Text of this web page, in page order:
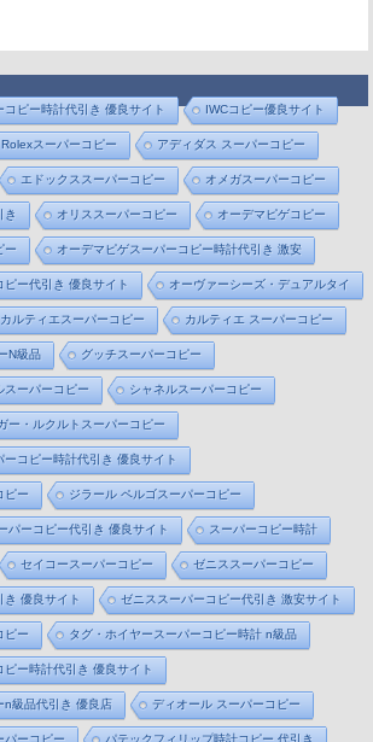
ピー時計代引き 優良サイト IWCコピー優良サイト
Rolexスーパーコピー アディダス スーパーコピー
エドックススーパーコピー オメガスーパーコピー
き オリススーパーコピー オーデマピゲコピー
ー オーデマピゲスーパーコピー時計代引き 激安
ー代引き 優良サイト オーヴァーシーズ・デュアルタイ
カルティエスーパーコピー カルティエ スーパーコピー
N級品 グッチスーパーコピー
スーパーコピー シャネルスーパーコピー
ー・ルクルトスーパーコピー
コピー時計代引き 優良サイト
ピー ジラール ペルゴスーパーコピー
パーコピー代引き 優良サイト スーパーコピー時計
セイコースーパーコピー ゼニススーパーコピー
き 優良サイト ゼニススーパーコピー代引き 激安サイト
ピー タグ・ホイヤースーパーコピー時計 n級品
ー時計代引き 優良サイト
n級品代引き 優良店 ディオール スーパーコピー